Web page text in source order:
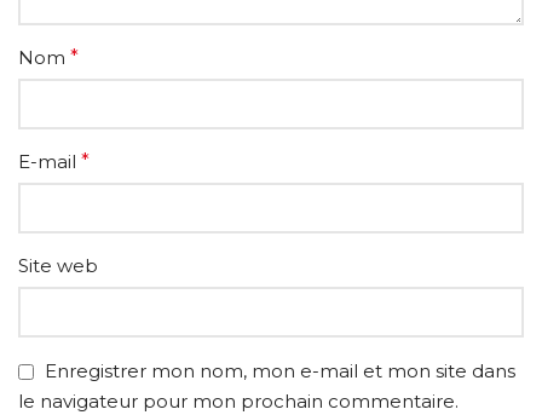
Nom *
E-mail *
Site web
Enregistrer mon nom, mon e-mail et mon site dans
le navigateur pour mon prochain commentaire.